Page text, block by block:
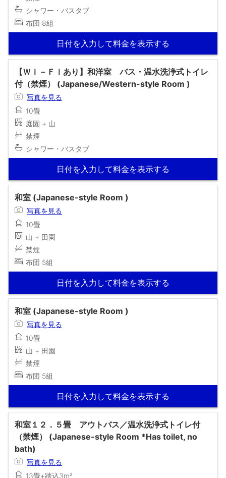
シャワー・バスタブ
布団 8組
日付を入力して料金を表示する
【Ｗｉ－Ｆｉあり】和洋室 バス・温水洗浄式トイレ
付（禁煙） (Japanese/Western-style Room )
写真を見る
10畳
庭園 + 山
禁煙
シャワー・バスタブ
日付を入力して料金を表示する
和室 (Japanese-style Room )
写真を見る
10畳
山 + 田園
禁煙
布団 5組
日付を入力して料金を表示する
和室 (Japanese-style Room )
写真を見る
10畳
山 + 田園
禁煙
布団 5組
日付を入力して料金を表示する
和室１２．５畳 アウトバス／温水洗浄式トイレ付
（禁煙） (Japanese-style Room *Has toilet, no
bath)
写真を見る
13畳+踏込3m²